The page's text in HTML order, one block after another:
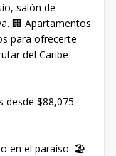
salón de
🏢 Apartamentos
para ofrecerte
del Caribe
desde $88,075
en el paraíso. 🏖️